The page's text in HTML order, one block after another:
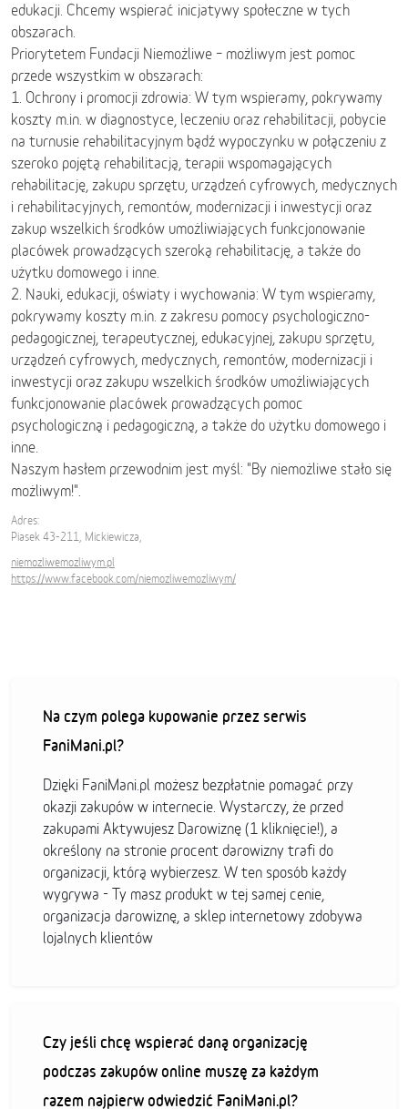
edukacji. Chcemy wspierać inicjatywy społeczne w tych
obszarach.
Priorytetem Fundacji Niemożliwe – możliwym jest pomoc
przede wszystkim w obszarach:
1. Ochrony i promocji zdrowia: W tym wspieramy, pokrywamy
koszty m.in. w diagnostyce, leczeniu oraz rehabilitacji, pobycie
na turnusie rehabilitacyjnym bądź wypoczynku w połączeniu z
szeroko pojętą rehabilitacją, terapii wspomagających
rehabilitację, zakupu sprzętu, urządzeń cyfrowych, medycznych
i rehabilitacyjnych, remontów, modernizacji i inwestycji oraz
zakup wszelkich środków umożliwiających funkcjonowanie
placówek prowadzących szeroką rehabilitację, a także do
użytku domowego i inne.
2. Nauki, edukacji, oświaty i wychowania: W tym wspieramy,
pokrywamy koszty m.in. z zakresu pomocy psychologiczno-
pedagogicznej, terapeutycznej, edukacyjnej, zakupu sprzętu,
urządzeń cyfrowych, medycznych, remontów, modernizacji i
inwestycji oraz zakupu wszelkich środków umożliwiających
funkcjonowanie placówek prowadzących pomoc
psychologiczną i pedagogiczną, a także do użytku domowego i
inne.
Naszym hasłem przewodnim jest myśl: "By niemożliwe stało się
możliwym!".
Adres:
Piasek 43-211, Mickiewicza,
niemozliwemozliwym.pl
https://www.facebook.com/niemozliwemozliwym/
Na czym polega kupowanie przez serwis
FaniMani.pl?
Dzięki FaniMani.pl możesz bezpłatnie pomagać przy
okazji zakupów w internecie. Wystarczy, że przed
zakupami Aktywujesz Darowiznę (1 kliknięcie!), a
określony na stronie procent darowizny trafi do
organizacji, którą wybierzesz. W ten sposób każdy
wygrywa - Ty masz produkt w tej samej cenie,
organizacja darowiznę, a sklep internetowy zdobywa
lojalnych klientów
Czy jeśli chcę wspierać daną organizację
podczas zakupów online muszę za każdym
razem najpierw odwiedzić FaniMani.pl?